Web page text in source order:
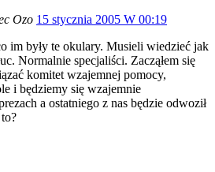
Ozo 15 stycznia 2005 W 00:19
im były te okulary. Musieli wiedzieć jak
Normalnie specjaliści. Zacząłem się
komitet wzajemnej pomocy,
i będziemy się wzajemnie
a ostatniego z nas będzie odwoził